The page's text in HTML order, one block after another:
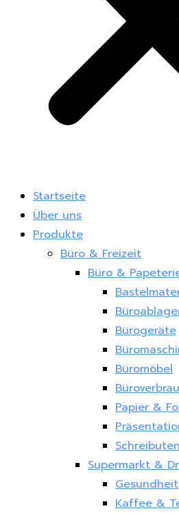
Startseite
Über uns
Produkte
Büro & Freizeit
Büro &
Bürogeräte
Büromöbel
Papier &
Supermarkt &
Gesundheit
Kaffee &